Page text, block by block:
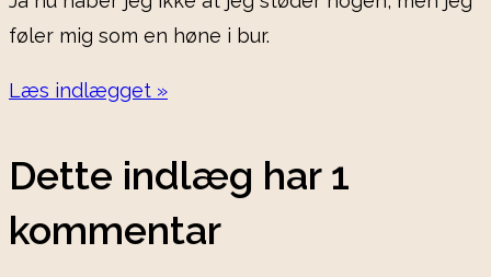
føler mig som en høne i bur.
Læs indlægget »
Dette indlæg har 1
kommentar